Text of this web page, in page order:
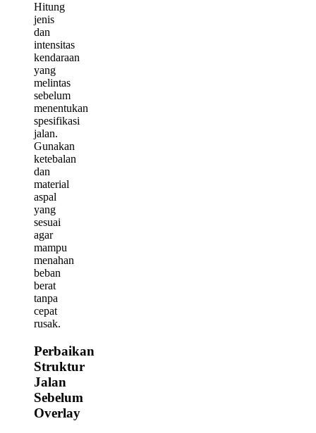
Hitung
jenis
dan
intensitas
kendaraan
yang
melintas
sebelum
menentukan
spesifikasi
jalan.
Gunakan
ketebalan
dan
material
aspal
yang
sesuai
agar
mampu
menahan
beban
berat
tanpa
cepat
rusak.
Perbaikan
Struktur
Jalan
Sebelum
Overlay